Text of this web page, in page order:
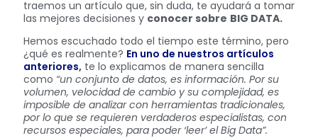
traemos un artículo que, sin duda, te ayudará a tomar
las mejores decisiones y conocer sobre BIG DATA.
Hemos escuchado todo el tiempo este término, pero
¿qué es realmente? En uno de nuestros artículos
anteriores, te lo explicamos de manera sencilla
como “un conjunto de datos, es información. Por su
volumen, velocidad de cambio y su complejidad, es
imposible de analizar con herramientas tradicionales,
por lo que se requieren verdaderos especialistas, con
recursos especiales, para poder ‘leer’ el Big Data”.